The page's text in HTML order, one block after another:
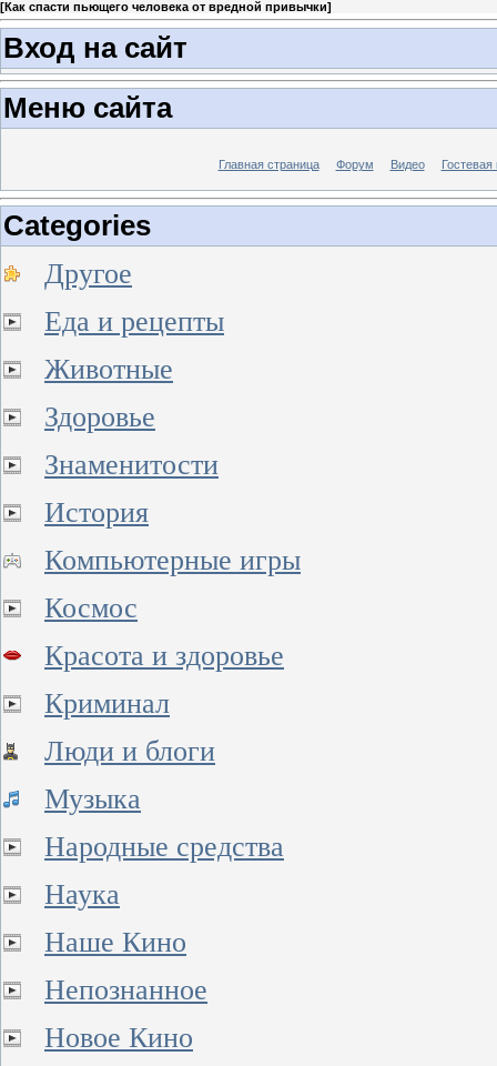
[Как спасти пьющего человека от вредной привычки]
Вход на сайт
Меню сайта
Главная страница Форум Видео Гостевая
Categories
Другое
Еда и рецепты
Животные
Здоровье
Знаменитости
История
Компьютерные игры
Космос
Красота и здоровье
Криминал
Люди и блоги
Музыка
Народные средства
Наука
Наше Кино
Непознанное
Новое Кино